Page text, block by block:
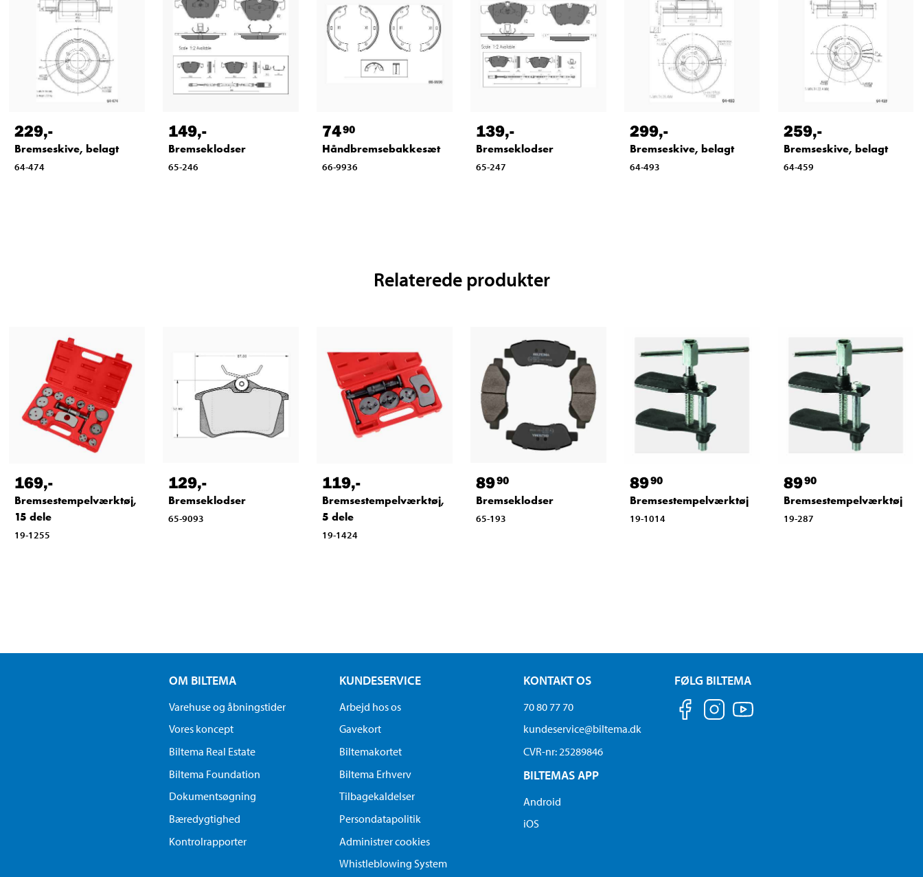
229,-
Bremseskive, belagt
64-474
149,-
Bremseklodser
65-246
7490
Håndbremsebakkesæt
66-9936
139,-
Bremseklodser
65-247
299,-
Bremseskive, belagt
64-493
259,-
Bremseskive, belagt
64-459
Relaterede produkter
169,-
Bremsestempelværktøj,
15 dele
19-1255
129,-
Bremseklodser
65-9093
119,-
Bremsestempelværktøj,
5 dele
19-1424
8990
Bremseklodser
65-193
8990
Bremsestempelværktøj
19-1014
8990
Bremsestempelværktøj
19-287
OM BILTEMA
Varehuse og åbningstider
Vores koncept
Biltema Real Estate
Biltema Foundation
Dokumentsøgning
Bæredygtighed
Kontrolrapporter
KUNDESERVICE
Arbejd hos os
Gavekort
Biltemakortet
Biltema Erhverv
Tilbagekaldelser
Persondatapolitik
Administrer cookies
Whistleblowing System
KONTAKT OS
70 80 77 70
kundeservice@biltema.dk
CVR-nr: 25289846
BILTEMAS APP
Android
iOS
FØLG BILTEMA